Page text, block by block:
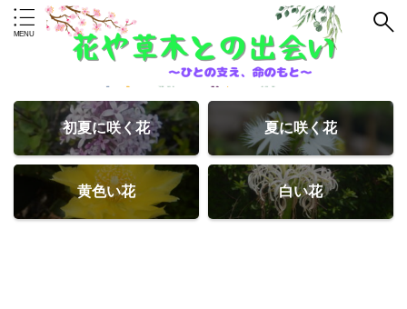
初夏に咲く花 夏に咲く花
黄色い花 白い花